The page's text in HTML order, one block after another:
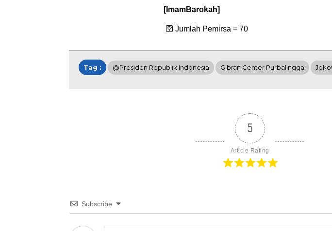
[ImamBarokah]
🛜 Jumlah Pemirsa = 70
Tag : @Presiden Republik Indonesia Gibran Center Purbalingga
5
Article Rating
Subscribe